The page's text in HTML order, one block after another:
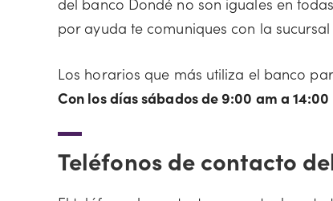
por ayuda te comuniques con la
Los horarios que más utiliza el banco
Con los días sábados de 9:00 am a
Teléfonos de contacto